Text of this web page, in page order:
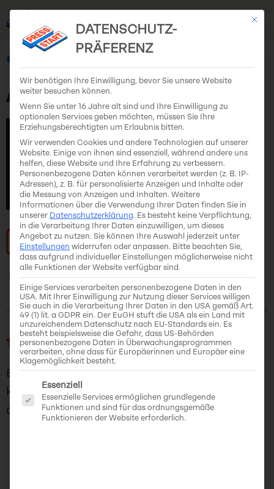
TINY LEAVES
Ein gemütliches Abenteuerspiel über einen
kleinen grünen Baumdrachen, der die Wüsten
des Planeten Aritudo wiederbeleben soll.
Aritudo Games
Zur Website
Mit
DATENSCHUTZ-
PRÄFERENZ
Wir benötigen Ihre Einwilligung, bevor Sie unsere Website
weiter besuchen können.
Wenn Sie unter 16 Jahre alt sind und Ihre Einwilligung zu
optionalen Services geben möchten, müssen Sie Ihre
Erziehungsberechtigten um Erlaubnis bitten.
Wir verwenden Cookies und andere Technologien auf unserer
Website. Einige von ihnen sind essenziell, während andere uns
helfen, diese Website und Ihre Erfahrung zu verbessern.
Personenbezogene Daten können verarbeitet werden (z. B. IP-
Adressen), z. B. für personalisierte Anzeigen und Inhalte oder
die Messung von Anzeigen und Inhalten. Weitere
Informationen über die Verwendung Ihrer Daten finden Sie in
unserer Datenschutzerklärung. Es besteht keine Verpflichtung,
in die Verarbeitung Ihrer Daten einzuwilligen, um dieses
Angebot zu nutzen. Sie können Ihre Auswahl jederzeit unter
Einstellungen widerrufen oder anpassen. Bitte beachten Sie,
dass aufgrund individueller Einstellungen möglicherweise nicht
alle Funktionen der Website verfügbar sind.
Einige Services verarbeiten personenbezogene Daten in den
USA. Mit Ihrer Einwilligung zur Nutzung dieser Services willigen
Sie auch in die Verarbeitung Ihrer Daten in den USA gemäß Art.
49 (1) lit. a GDPR ein. Der EuGH stuft die USA als ein Land mit
unzureichendem Datenschutz nach EU-Standards ein. Es
besteht beispielsweise die Gefahr, dass US-Behörden
personenbezogene Daten in Überwachungsprogrammen
verarbeiten, ohne dass für Europäerinnen und Europäer eine
Klagemöglichkeit besteht.
Es folgt eine Liste der Service-Gruppen, für
Essenziell
Essenzielle Services ermöglichen grundlegende
Funktionen und sind für das ordnungsgemäße
Funktionieren der Website erforderlich.